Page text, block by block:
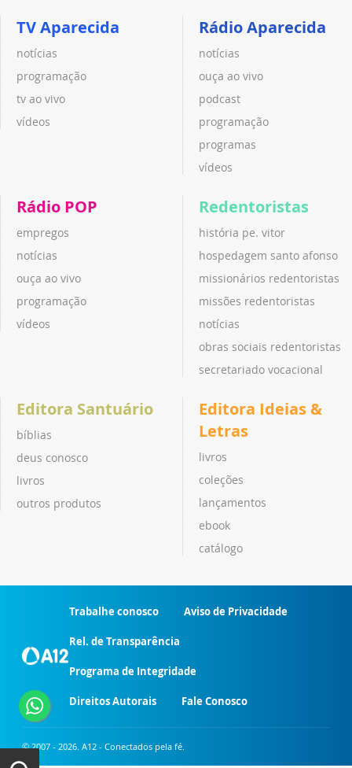
TV Aparecida
notícias
programação
tv ao vivo
vídeos
Rádio Aparecida
notícias
ouça ao vivo
podcast
programação
programas
vídeos
Rádio POP
empregos
notícias
ouça ao vivo
programação
vídeos
Redentoristas
história pe. vitor
hospedagem santo afonso
missionários redentoristas
missões redentoristas
notícias
obras sociais redentoristas
secretariado vocacional
Editora Santuário
bíblias
deus conosco
livros
outros produtos
Editora Ideias &
Letras
livros
coleções
lançamentos
ebook
catálogo
Trabalhe conosco Aviso de Privacidade
Rel. de Transparência
Programa de Integridade
Direitos Autorais Fale Conosco
© 2007 - 2026. A12 - Conectados pela fé.